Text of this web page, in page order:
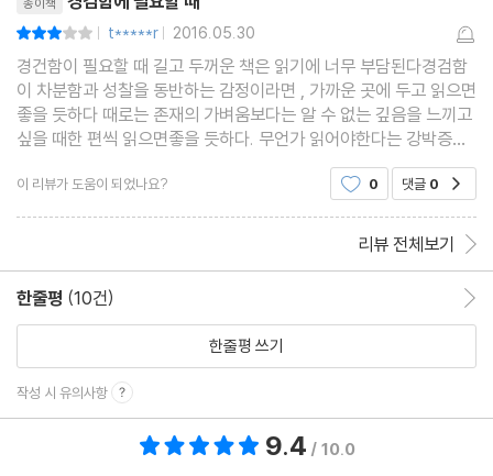
| t*****r | 2016.05.30
경건함이 필요할 때 길고 두꺼운 책은 읽기에 너무 부담된다경검함
이 차분함과 성찰을 동반하는 감정이라면 , 가까운 곳에 두고 읽으면
좋을 듯하다 때로는 존재의 가벼움보다는 알 수 없는 깊음을 느끼고
싶을 때한 편씩 읽으면좋을 듯하다. 무언가 읽어야한다는 강박증이
도질 때 그냥 읽어도 좋을 듯하다. 가까이 두고 어렵지 않게 읽을 책
을 찾는다면 적절한 듯하다. 그저 한 권쯤 곁
이 리뷰가 도움이 되었나요? 0 댓글 0
리뷰 전체보기
한줄평 (10건)
한줄평 쓰기
작성 시 유의사항
9.4 / 10.0